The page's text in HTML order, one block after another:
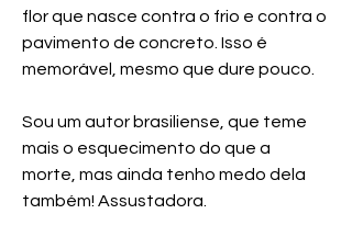
flor que nasce contra o frio e contra o
pavimento de concreto. Isso é
memorável, mesmo que dure pouco.
Sou um autor brasiliense, que teme
mais o esquecimento do que a
morte, mas ainda tenho medo dela
também! Assustadora.